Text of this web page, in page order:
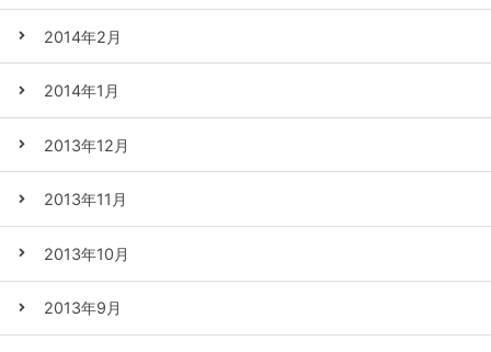
2014年2月
2014年1月
2013年12月
2013年11月
2013年10月
2013年9月